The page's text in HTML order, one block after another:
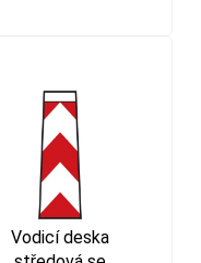
Vodicí deska